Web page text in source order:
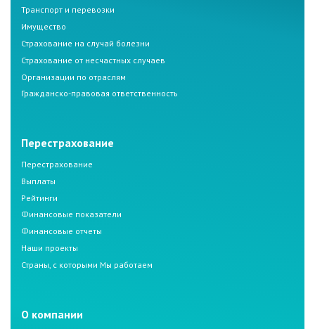
Транспорт и перевозки
Имущество
Страхование на случай болезни
Страхование от несчастных случаев
Организации по отраслям
Гражданско-правовая ответственность
Перестрахование
Перестрахование
Выплаты
Рейтинги
Финансовые показатели
Финансовые отчеты
Наши проекты
Страны, с которыми Мы работаем
О компании